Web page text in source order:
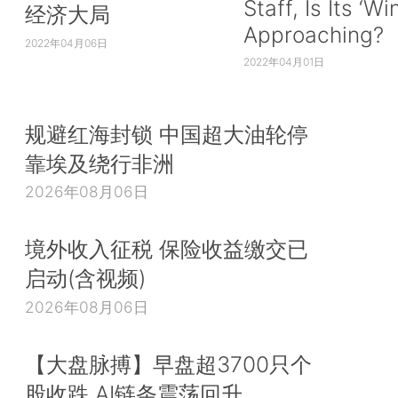
经济大局
2022年04月06日
Staff, Is Its
Approaching?
2022年04月01日
规避红海封锁 中国超大油轮停
靠埃及绕行非洲
2026年08月06日
境外收入征税 保险收益缴交已
启动(含视频)
2026年08月06日
【大盘脉搏】早盘超3700只个